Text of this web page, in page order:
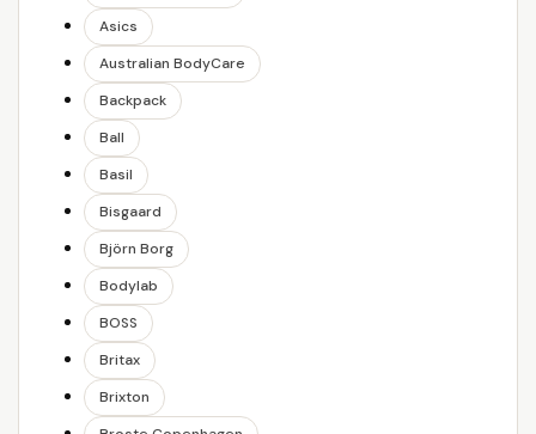
Asics
Australian BodyCare
Backpack
Ball
Basil
Bisgaard
Björn Borg
Bodylab
BOSS
Britax
Brixton